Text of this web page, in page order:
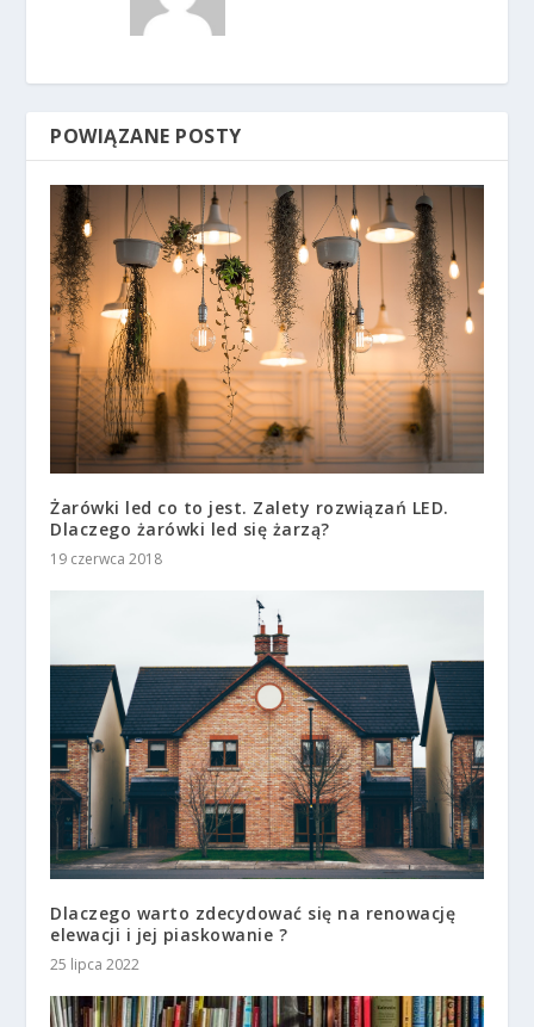
POWIĄZANE POSTY
Żarówki led co to jest. Zalety rozwiązań LED.
Dlaczego żarówki led się żarzą?
19 czerwca 2018
Dlaczego warto zdecydować się na renowację
elewacji i jej piaskowanie ?
25 lipca 2022